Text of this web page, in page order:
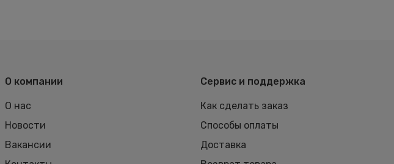
О компании
О нас
Новости
Вакансии
Сервис и поддержка
Как сделать заказ
Способы оплаты
Доставка